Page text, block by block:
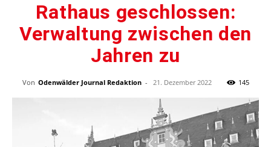
Rathaus geschlossen:
Verwaltung zwischen den
Jahren zu
Von Odenwälder Journal Redaktion - 21. Dezember 2022 145